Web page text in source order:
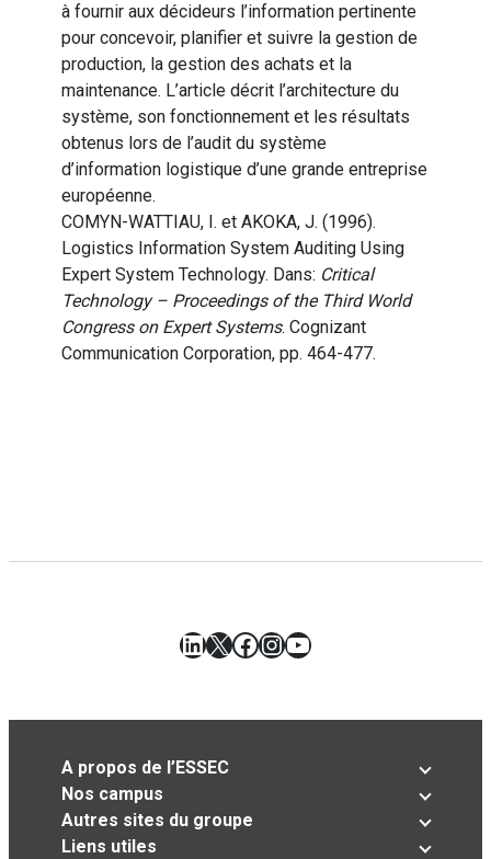
à fournir aux décideurs l’information pertinente
pour concevoir, planifier et suivre la gestion de
production, la gestion des achats et la
maintenance. L’article décrit l’architecture du
système, son fonctionnement et les résultats
obtenus lors de l’audit du système
d’information logistique d’une grande entreprise
européenne.
COMYN-WATTIAU, I. et AKOKA, J. (1996).
Logistics Information System Auditing Using
Expert System Technology. Dans: Critical
Technology – Proceedings of the Third World
Congress on Expert Systems. Cognizant
Communication Corporation, pp. 464-477.
LinkedIn
X Facebook
Instagram
YouTube
A propos de l’ESSEC
Nos campus
Autres sites du groupe
Liens utiles